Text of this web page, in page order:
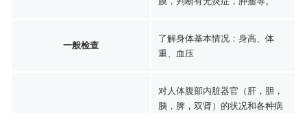
一般检查
了解身体基本情况：身高、体
重、血压
对人体腹部内脏器官（肝，胆，
胰，脾，双肾）的状况和各种病